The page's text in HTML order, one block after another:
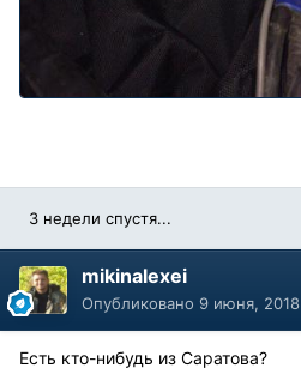
3 недели спустя...
mikinalexei
Опубликовано 9 июня, 2018
Есть кто-нибудь из Саратова?